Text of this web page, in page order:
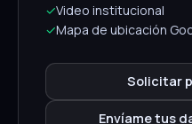
✓Video institucional
✓Mapa de ubicación
Solicitar
Envíame tus